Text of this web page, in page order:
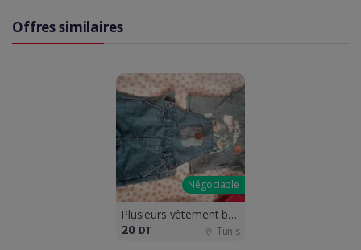
Offres similaires
Négociable
Plusieurs vêtement bébé de marque a vend
20 DT Tunis